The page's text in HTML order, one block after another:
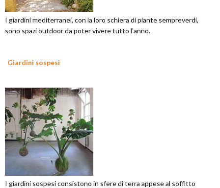
I giardini mediterranei, con la loro schiera di piante sempreverdi,
sono spazi outdoor da poter vivere tutto l'anno.
Giardini sospesi
I giardini sospesi consistono in sfere di terra appese al soffitto